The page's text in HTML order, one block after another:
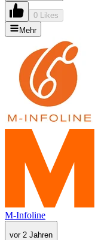
0 Likes
Mehr
M-Infoline
vor 2 Jahren